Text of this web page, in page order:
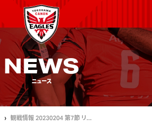
NEWS
ニュース
観戦情報 20230204 第7節 リ…